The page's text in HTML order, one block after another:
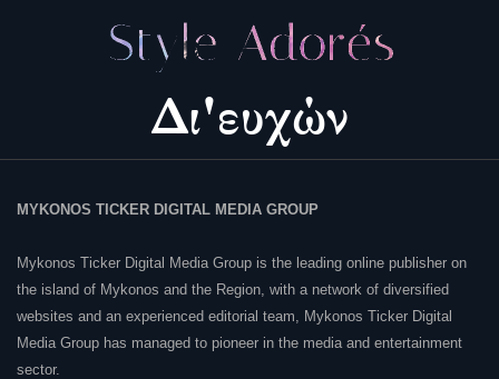
MYKONOS TICKER DIGITAL MEDIA GROUP
Mykonos Ticker Digital Media Group is the leading online publisher on
the island of Mykonos and the Region, with a network of diversified
websites and an experienced editorial team, Mykonos Ticker Digital
Media Group has managed to pioneer in the media and entertainment
sector.